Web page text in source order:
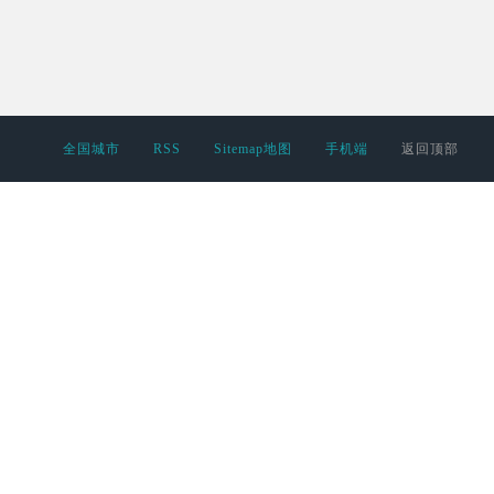
全国城市 RSS Sitemap地图 手机端 返回顶部